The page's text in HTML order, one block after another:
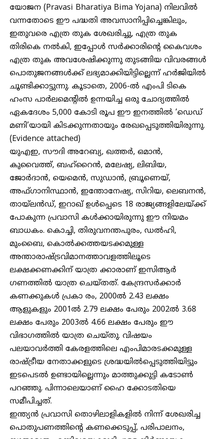
യോജന (Pravasi Bharatiya Bima Yojana) നിലവിൽ
വന്നതോടെ ഈ പദ്ധതി അവസാനിപ്പിച്ചെങ്കിലും,
ഇതുവരെ എത്ര തുക ശേഖരിച്ചു, എത്ര തുക
തിരികെ നൽകി, ഇപ്പോൾ സർക്കാരിന്റെ കൈവശം
എത്ര തുക അവശേഷിക്കുന്നു തുടങ്ങിയ വിവരങ്ങൾ
പൊതുജനങ്ങൾക്ക് ലഭ്യമാക്കിയിട്ടില്ലെന്ന് ഹർജിയിൽ
ചൂണ്ടിക്കാട്ടുന്നു. കൂടാതെ, 2006-ൽ എംപി ടികെ
ഹംസ പാർലമെന്റിൽ ഉന്നയിച്ച ഒരു ചോദ്യത്തിൽ
ഏകദേശം 5,000 കോടി രൂപ ഈ ഇനത്തിൽ ‘ഡെഡ്
മണി’യായി കിടക്കുന്നതായും രേഖപ്പെടുത്തിയിരുന്നു.
(Evidence attached)
യുഎഇ, സൗദി അറേബ്യ, ഖത്തർ, ഒമാൻ,
കുവൈത്ത്, ബഹ്റൈൻ, മലേഷ്യ, ലിബിയ,
ജോർദാൻ, യെമെൻ, സുഡാൻ, ബ്രൂണെയ്,
അഫ്ഗാനിസ്ഥാൻ, ഇന്തോനേഷ്യ, സിറിയ, ലെബനൻ,
തായ്ലൻഡ്, ഇറാഖ് ഉൾപ്പെടെ 18 രാജ്യങ്ങളിലേയ്ക്ക്
പോകുന്ന പ്രവാസി കൾക്കായിരുന്നു ഈ നിയമം
ബാധകം. കൊച്ചി, തിരുവനന്തപുരം, ഡൽഹി,
മുംബൈ, കൊൽക്കത്തയടക്കമുള്ള
അന്താരാഷ്ട്രവിമാനത്താവളത്തിലൂടെ
ലക്ഷക്കണക്കിന് യാത്ര ക്കാരാണ് ഇസിആർ
ഗണത്തിൽ യാത്ര ചെയ്തത്. കേന്ദ്രസർക്കാർ
കണക്കുകൾ പ്രകാ രം, 2000ൽ 2.43 ലക്ഷം
ആളുകളും 2001ൽ 2.79 ലക്ഷം പേരും 2002ൽ 3.68
ലക്ഷം പേരും 2003ൽ 4.66 ലക്ഷം പേരും ഈ
വിഭാഗത്തിൽ യാത്ര ചെയ്തു. വിഷയം
പലയാവർത്തി കേരളത്തിലെ എംപിമാരടക്കമുള്ള
രാഷ്ട്രീയ നേതാക്കളുടെ ശ്രദ്ധയിൽപ്പെടുത്തിയിട്ടും
ഇടപെടൽ ഉണ്ടായില്ലെന്നും മാത്തുക്കുട്ടി കടോൺ
പറഞ്ഞു. പിന്നാലെയാണ് ഹൈ ക്കോടതിയെ
സമീപിച്ചത്.
ഇന്ത്യൻ പ്രവാസി തൊഴിലാളികളിൽ നിന്ന് ശേഖരിച്ച
പൊതുപണത്തിന്റെ കണക്കെടുപ്പ്, പരിപാലനം,